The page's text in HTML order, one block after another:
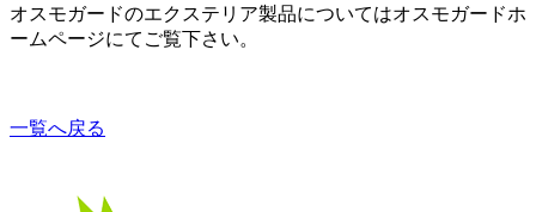
オスモガードのエクステリア製品についてはオスモガードホ
ームページにてご覧下さい。
一覧へ戻る